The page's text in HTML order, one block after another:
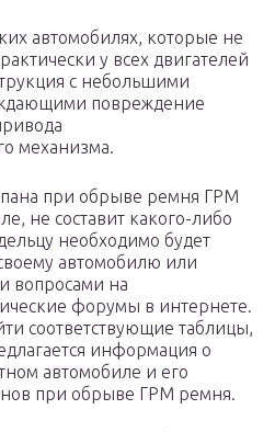
автомобилях, которые не
у всех двигателей
с небольшими
повреждение
механизма.
при обрыве ремня ГРМ
не составит какого-либо
необходимо будет
автомобилю или
вопросами на
форумы в интернете.
соответствующие таблицы,
информация о
автомобиле и его
при обрыве ГРМ ремня.